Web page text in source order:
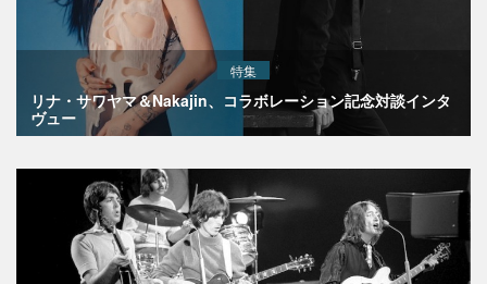
特集
リナ・サワヤマ＆Nakajin、コラボレーション記念対談インタ
ヴュー